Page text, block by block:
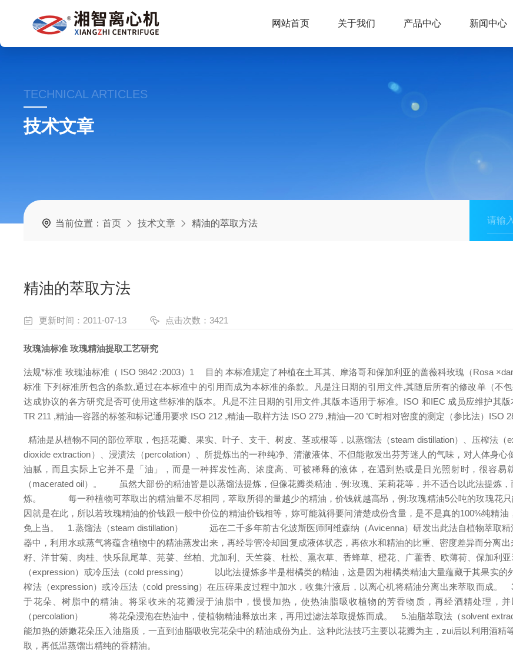
网站首页 关于我们 产品中心 新闻中心
TECHNICAL ARTICLES
技术文章
当前位置：首页 技术文章 精油的萃取方法
精油的萃取方法
更新时间：2011-07-13 点击次数：3421
玫瑰油标准 玫瑰精油提取工艺研究
法规*标准 玫瑰油标准（ ISO 9842 :2003） 1 目的 本标准规定了种植在土耳其、摩洛哥和保加利亚的蔷薇科玫瑰（Rosa
标准 下列标准所包含的条款,通过在本标准中的引用而成为本标准的条款。凡是注日期的引用文件,其随后所有的修改单（不
达成协议的各方研究是否可使用这些标准的版本。凡是不注日期的引用文件,其版本适用于标准。ISO 和IEC 成员应维护其版
TR 211 ,精油—容器的标签和标记通用要求 ISO 212 ,精油—取样方法 ISO 279 ,精油—20 ℃时相对密度的测定（参比法） ISO
精油是从植物不同的部位萃取，包括花瓣、果实、叶子、支干、树皮、茎或根等，以蒸馏法（steam distillation）、压榨法
dioxide extraction）、浸渍法（percolation）、所提炼出的一种纯净、清澈液体、不但能散发出芬芳迷人的气味，对人体身
油腻，而且实际上它并不是「油」，而是一种挥发性高、浓度高、可被稀释的液体，在遇到热或是日光照射时，很容易
（macerated oil）。
虽然大部份的精油皆是以蒸馏法提炼，但像花瓣类精油，例:玫瑰、茉莉花等，并不适合以此法提炼
炼。
每一种植物可萃取出的精油量不尽相同，萃取所得的量越少的精油，价钱就越高昂，例:玫瑰精油5公吨的玫瑰花
因就是在此，所以若玫瑰精油的价钱跟一般中价位的精油价钱相等，妳可能就得要问清楚成份含量，是不是真的100%纯精
免上当。 1.蒸馏法（steam distillation）
远在二千多年前古化波斯医师阿维森纳（Avicenna）研发出此法自植物萃取精
器中，利用水或蒸气将蕴含植物中的精油蒸发出来，再经导管冷却回复成液体状态，再依水和精油的比重、密度差异而分
籽、洋甘菊、肉桂、快乐鼠尾草、芫荽、丝柏、尤加利、天竺葵、杜松、熏衣草、香蜂草、橙花、广藿香、欧薄荷、保加利
（expression）或冷压法（cold pressing）
以此法提炼多半是柑橘类的精油，这是因为柑橘类精油大量蕴藏于其果实的
榨法（expression）或冷压法（cold pressing）在压碎果皮过程中加水，收集汁液后，以离心机将精油分离出来萃取而成。
于花朵、树脂中的精油。将采收来的花瓣浸于油脂中，慢慢加热，使热油脂吸收植物的芳香物质，再经酒精处理，
（percolation）
将花朵浸泡在热油中，使植物精油释放出来，再用过滤法萃取提炼而成。 5.油脂萃取法（solvent
能加热的娇嫩花朵压入油脂质，一直到油脂吸收完花朵中的精油成份为止。这种此法技巧主要以花瓣为主，zui后以利用酒
取，再低温蒸馏出精纯的香精油。